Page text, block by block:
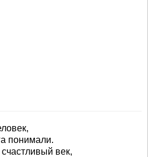
понимали.
век,